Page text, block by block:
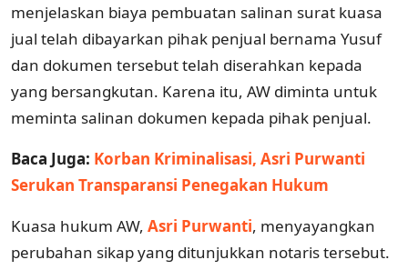
menjelaskan biaya pembuatan salinan surat kuasa
jual telah dibayarkan pihak penjual bernama Yusuf
dan dokumen tersebut telah diserahkan kepada
yang bersangkutan. Karena itu, AW diminta untuk
meminta salinan dokumen kepada pihak penjual.
Baca Juga: Korban Kriminalisasi, Asri Purwanti
Serukan Transparansi Penegakan Hukum
Kuasa hukum AW, Asri Purwanti, menyayangkan
perubahan sikap yang ditunjukkan notaris tersebut.